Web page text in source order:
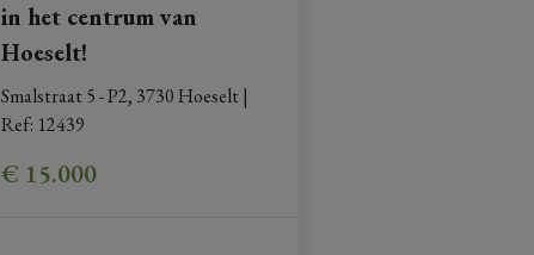
in het centrum van
Hoeselt!
Smalstraat 5 - P2, 3730 Hoeselt|
Ref: 12439
€ 15.000